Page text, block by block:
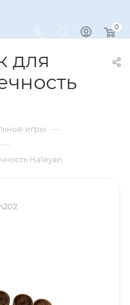
0
для
игры —
—
Haleyan